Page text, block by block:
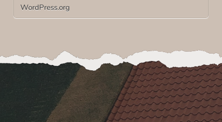
WordPress.org